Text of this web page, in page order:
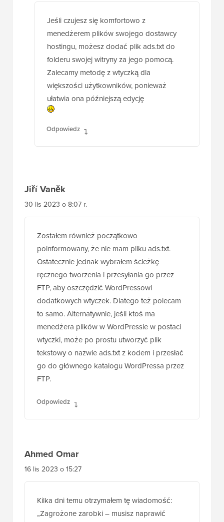
Jeśli czujesz się komfortowo z
menedżerem plików swojego dostawcy
hostingu, możesz dodać plik ads.txt do
folderu swojej witryny za jego pomocą.
Zalecamy metodę z wtyczką dla
większości użytkowników, ponieważ
ułatwia ona późniejszą edycję
Odpowiedz
Jiří Vaněk
30 lis 2023 o 8:07 r.
Zostałem również początkowo
poinformowany, że nie mam pliku ads.txt.
Ostatecznie jednak wybrałem ścieżkę
ręcznego tworzenia i przesyłania go przez
FTP, aby oszczędzić WordPressowi
dodatkowych wtyczek. Dlatego też polecam
to samo. Alternatywnie, jeśli ktoś ma
menedżera plików w WordPressie w postaci
wtyczki, może po prostu utworzyć plik
tekstowy o nazwie ads.txt z kodem i przesłać
go do głównego katalogu WordPressa przez
FTP.
Odpowiedz
Ahmed Omar
16 lis 2023 o 15:27
Kilka dni temu otrzymałem tę wiadomość:
„Zagrożone zarobki – musisz naprawić